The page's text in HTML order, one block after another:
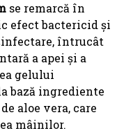
se remarcă în
efect bactericid și
întrucât
a apei și a
gelului
bază ingrediente
aloe vera, care
mâinilor.